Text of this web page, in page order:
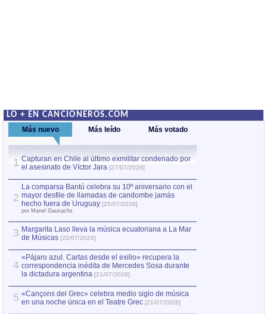
LO + EN CANCIONEROS.COM
Más nuevo Más leído Más votado
1 Capturan en Chile al último exmilitar condenado por
el asesinato de Víctor Jara [27/07/2026]
2
La comparsa Bantú celebra su 10º aniversario con el
mayor desfile de llamadas de candombe jamás
hecho fuera de Uruguay [25/07/2026]
por Manel Gausachs
3 Margarita Laso lleva la música ecuatoriana a La Mar
de Músicas [22/07/2026]
4
«Pájaro azul. Cartas desde el exilio» recupera la
correspondencia inédita de Mercedes Sosa durante
la dictadura argentina [21/07/2026]
5 «Cançons del Grec» celebra medio siglo de música
en una noche única en el Teatre Grec [21/07/2026]